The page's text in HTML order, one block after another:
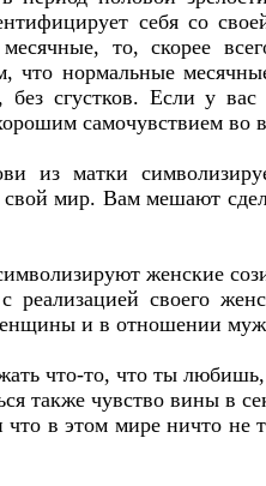
себя со
то, скорее
нормальные
без сгустков. Если у
самочувствием во
из матки
мир. Вам мешают
женские
своего
и в отношении
что-то, что ты
также чувство вины в
что в этом мире ничто не